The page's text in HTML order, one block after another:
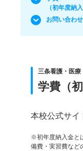
（初年度納入
お問い合わ
三条看護・医
学費（
本校公式サイ
※初年度納入金と
備費・実習費など